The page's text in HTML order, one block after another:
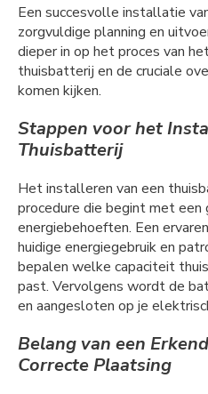
Een succesvolle installatie
zorgvuldige planning en
dieper in op het proces van
thuisbatterij en de cruciale
komen kijken.
Stappen voor het
Thuisbatterij
Het installeren van een
procedure die begint met een
energiebehoeften. Een
huidige energiegebruik en
bepalen welke capaciteit
past. Vervolgens wordt de
en aangesloten op je
Belang van een
Correcte Plaatsing